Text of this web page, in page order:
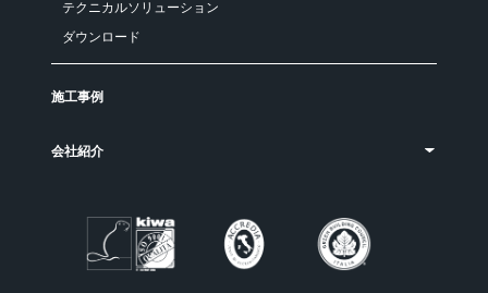
テクニカルソリューション
ダウンロード
施工事例
会社紹介